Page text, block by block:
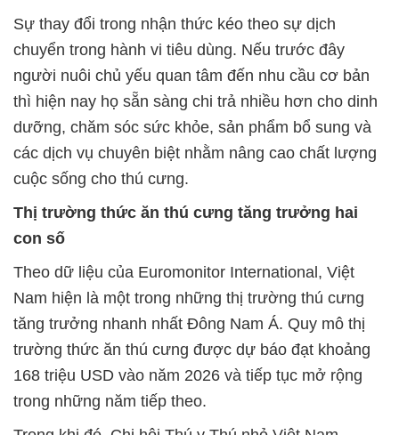
Sự thay đổi trong nhận thức kéo theo sự dịch
chuyển trong hành vi tiêu dùng. Nếu trước đây
người nuôi chủ yếu quan tâm đến nhu cầu cơ bản
thì hiện nay họ sẵn sàng chi trả nhiều hơn cho dinh
dưỡng, chăm sóc sức khỏe, sản phẩm bổ sung và
các dịch vụ chuyên biệt nhằm nâng cao chất lượng
cuộc sống cho thú cưng.
Thị trường thức ăn thú cưng tăng trưởng hai
con số
Theo dữ liệu của Euromonitor International, Việt
Nam hiện là một trong những thị trường thú cưng
tăng trưởng nhanh nhất Đông Nam Á. Quy mô thị
trường thức ăn thú cưng được dự báo đạt khoảng
168 triệu USD vào năm 2026 và tiếp tục mở rộng
trong những năm tiếp theo.